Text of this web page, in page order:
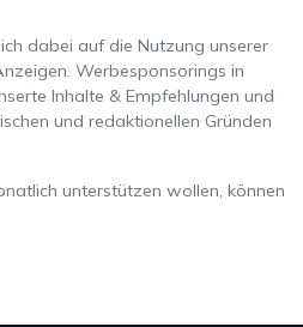
dabei auf die Nutzung unserer
Werbesponsorings in
Inhalte & Empfehlungen und
und redaktionellen Gründen
unterstützen wollen, können